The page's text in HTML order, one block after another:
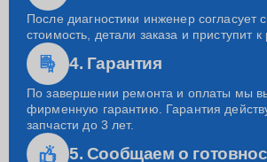
После диагностики инженер согласует
стоимость, детали заказа и приступит к
4. Гарантия
По завершении ремонта и оплаты мы
фирменную гарантию. Гарантия
запчасти до 3 лет.
5. Сообщаем о